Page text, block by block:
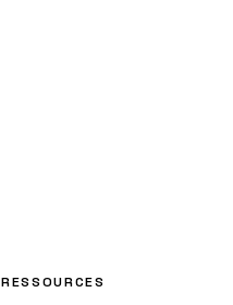
RESSOURCES